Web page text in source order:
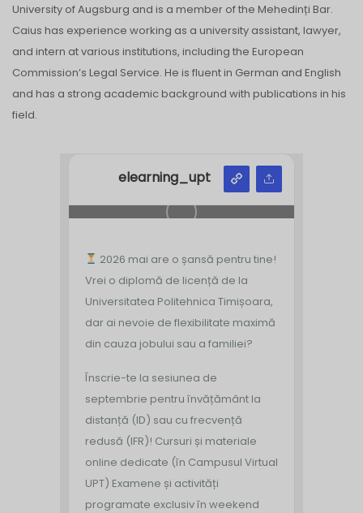
University of Augsburg and is a member of the Mehedinți Bar.
Caius has experience working as a university assistant, lawyer,
and intern at various institutions, including the European
Commission’s Legal Service. He is fluent in German and English
and has a strong academic background with publications in his
field.
elearning_upt
2026 mai are o șansă pentru tine!
Vrei o diplomă de licență de la
Universitatea Politehnica Timișoara,
dar ai nevoie de flexibilitate maximă
din cauza jobului sau a familiei?
Înscrie-te la sesiunea de
septembrie pentru învățământ la
distanță (ID) sau cu frecvență
redusă (IFR)! Cursuri și materiale
online dedicate (în Campusul Virtual
UPT) Examene și activități
programate exclusiv în weekend